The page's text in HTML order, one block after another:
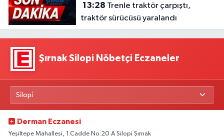
13:28
traktör sürücüsü yaralandı
Şırnak Silopi Nöbetçi Eczaneler
Derman Eczanesi
Yeşiltepe Mahallesi, 1.Cadde No:20 A Silopi Şırnak